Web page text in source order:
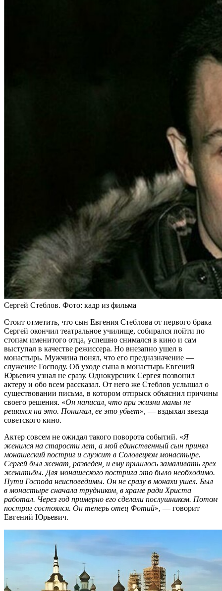
Сергей Стеблов. Фото: кадр из фильма
Стоит отметить, что сын Евгения Стеблова от первого брака
Сергей окончил театральное училище, собирался пойти по
стопам именитого отца, успешно снимался в кино и сам
выступал в качестве режиссера. Но внезапно ушел в
монастырь. Мужчина понял, что его предназначение —
служение Господу. Об уходе сына в монастырь Евгений
Юрьевич узнал не сразу. Однокурсник Сергея позвонил
актеру и обо всем рассказал. От него же Стеблов услышал о
существовании письма, в котором отпрыск объяснил причины
своего решения. «Он написал, что при жизни мамы не
решался на это. Понимал, ее это убьет», — вздыхал звезда
советского кино.
Актер совсем не ожидал такого поворота событий. «Я
женился на старости лет, а мой единственный сын принял
монашеский постриг и служит в Соловецком монастыре.
Сергей был женат, разведен, и ему пришлось замаливать грех
женитьбы. Для монашеского пострига это было необходимо.
Пути Господа неисповедимы. Он не сразу в монахи ушел. Был
в монастыре сначала трудником, в храме ради Христа
работал. Через год примерно его сделали послушником. Потом
постриг состоялся. Он теперь отец Фотий», — говорит
Евгений Юрьевич.